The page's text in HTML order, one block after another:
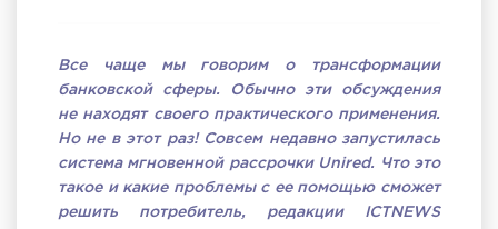
Все чаще мы говорим о трансформации
банковской сферы. Обычно эти обсуждения
не находят своего практического применения.
Но не в этот раз! Совсем недавно запустилась
система мгновенной рассрочки Unired. Что это
такое и какие проблемы с ее помощью сможет
решить потребитель, редакции ICTNEWS